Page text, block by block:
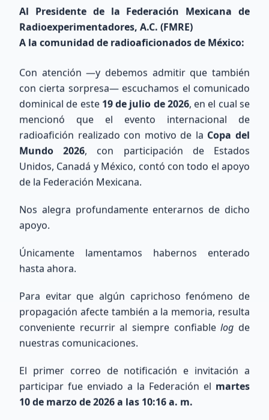
Explora nuestra Área Técnica y Calculadora de Antenas
Búsqueda Internacional
QRZ
Consulta información de indicativos de todo el
mundo utilizando la base de datos de QRZ.com.
Buscar
Al Presidente de la Federación Mexicana de
Radioexperimentadores, A.C. (FMRE)
A la comunidad de radioaficionados de México:
Con atención —y debemos admitir que también
con cierta sorpresa— escuchamos el comunicado
dominical de este 19 de julio de 2026, en el cual se
mencionó que el evento internacional de
radioafición realizado con motivo de la Copa del
Mundo 2026, con participación de Estados
Unidos, Canadá y México, contó con todo el apoyo
de la Federación Mexicana.
Nos alegra profundamente enterarnos de dicho
apoyo.
Únicamente lamentamos habernos enterado
hasta ahora.
Para evitar que algún caprichoso fenómeno de
propagación afecte también a la memoria, resulta
conveniente recurrir al siempre confiablelog de
nuestras comunicaciones.
El primer correo de notificación e invitación a
participar fue enviado a la Federación el martes
10 de marzo de 2026 a las 10:16 a. m.